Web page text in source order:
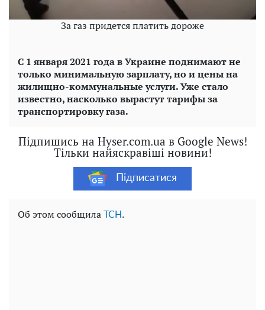
За газ придется платить дороже
С 1 января 2021 года в Украине поднимают не
только минимальную зарплату, но и цены на
жилищно-коммунальные услуги. Уже стало
известно, насколько вырастут тарифы за
транспортировку газа.
Підпишись на Hyser.com.ua в Google News!
Тільки найяскравіші новини!
Підписатися
Об этом сообщила ТСН.